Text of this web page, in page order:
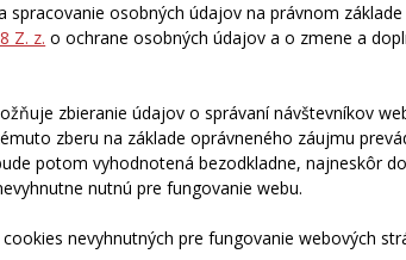
osobných údajov na právnom
Z. z. o ochrane osobných údajov a o zmene a
zbieranie údajov o správaní návštevníkov
zberu na základe oprávneného záujmu
potom vyhodnotená bezodkladne, najneskôr
nutnú pre fungovanie webu.
nevyhnutných pre fungovanie webových